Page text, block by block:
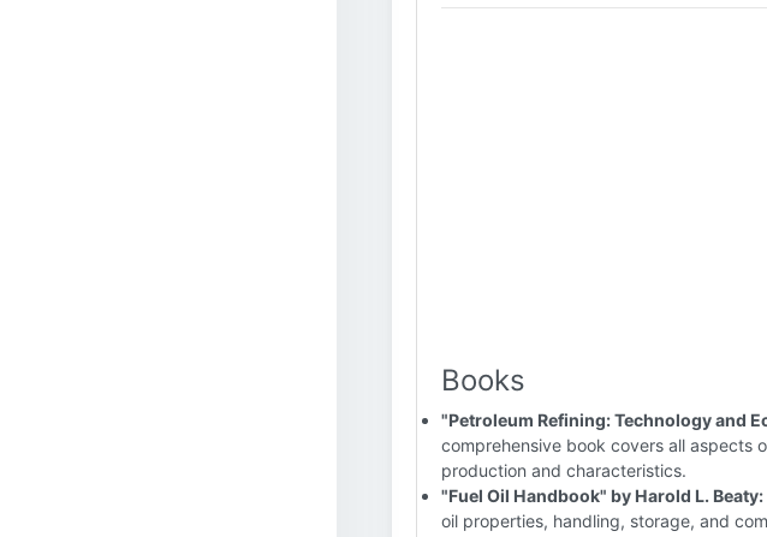
Books
"Petroleum Refining: Technology and
comprehensive book covers all aspects
production and characteristics.
"Fuel Oil Handbook" by Harold L. Beaty:
oil properties, handling, storage, and